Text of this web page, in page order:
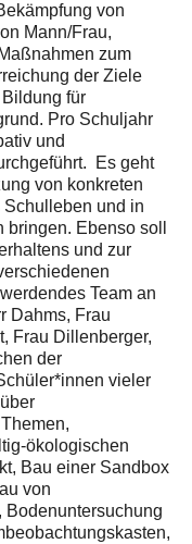
von
Mann/Frau,
zum
der Ziele
für
Pro Schuljahr
und
Es geht
von konkreten
und in
Ebenso soll
und zur
Team an
Dahms, Frau
Frau Dillenberger,
der
vieler
ökologischen
Bau einer Sandbox
von
Bodenuntersuchung